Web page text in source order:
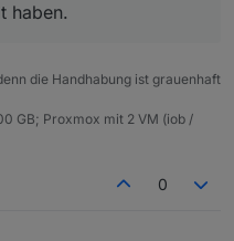
haben.
die Handhabung ist grauenhaft
GB; Proxmox mit 2 VM (iob /
0